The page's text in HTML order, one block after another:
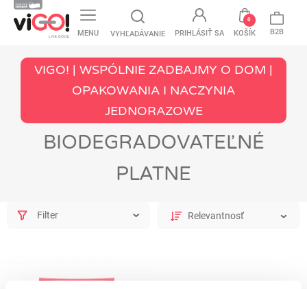
MENU VYHĽADÁVANIE PRIHLÁSIŤ SA KOŠÍK
0
B2B
VIGO! | WSPÓLNIE ZADBAJMY O DOM |
OPAKOWANIA I NACZYNIA
JEDNORAZOWE
BIODEGRADOVATEĽNÉ
PLATNE
Filter